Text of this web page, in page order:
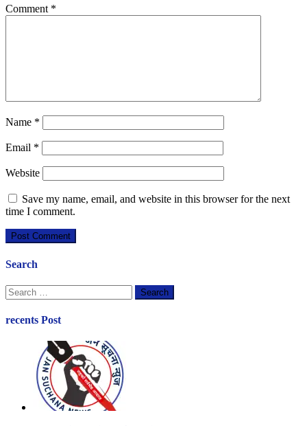
Comment *
Name *
Email *
Website
Save my name, email, and website in this browser for the next
time I comment.
Search
Search
for:
recents Post